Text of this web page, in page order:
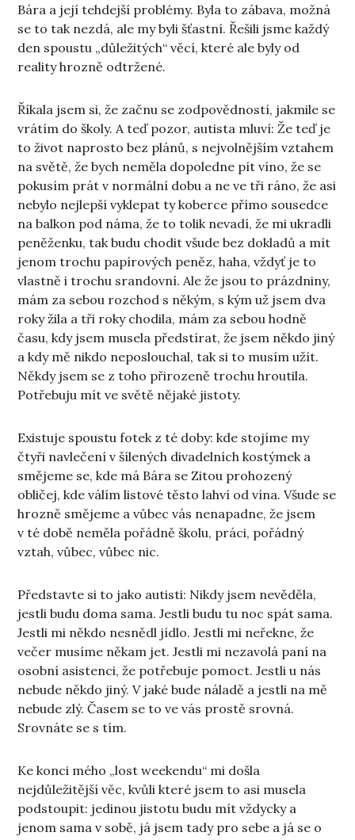
Bára a její tehdejší problémy. Byla to zábava, možná
se to tak nezdá, ale my byli šťastní. Řešili jsme každý
den spoustu „důležitých“ věcí, které ale byly od
reality hrozně odtržené.
Říkala jsem si, že začnu se zodpovědností, jakmile se
vrátím do školy. A teď pozor, autista mluví: Že teď je
to život naprosto bez plánů, s nejvolnějším vztahem
na světě, že bych neměla dopoledne pít víno, že se
pokusím prát v normální dobu a ne ve tři ráno, že asi
nebylo nejlepší vyklepat ty koberce přímo sousedce
na balkon pod náma, že to tolik nevadí, že mi ukradli
peněženku, tak budu chodit všude bez dokladů a mít
jenom trochu papírových peněz, haha, vždyť je to
vlastně i trochu srandovní. Ale že jsou to prázdniny,
mám za sebou rozchod s někým, s kým už jsem dva
roky žila a tři roky chodila, mám za sebou hodně
času, kdy jsem musela předstírat, že jsem někdo jiný
a kdy mě nikdo neposlouchal, tak si to musím užít.
Někdy jsem se z toho přirozeně trochu hroutila.
Potřebuju mít ve světě nějaké jistoty.
Existuje spoustu fotek z té doby: kde stojíme my
čtyři navlečení v šílených divadelních kostýmek a
smějeme se, kde má Bára se Zitou prohozený
obličej, kde válím listové těsto lahví od vína. Všude se
hrozně smějeme a vůbec vás nenapadne, že jsem
v té době neměla pořádně školu, práci, pořádný
vztah, vůbec, vůbec nic.
Představte si to jako autisti: Nikdy jsem nevěděla,
jestli budu doma sama. Jestli budu tu noc spát sama.
Jestli mi někdo nesnědl jídlo. Jestli mi neřekne, že
večer musíme někam jet. Jestli mi nezavolá paní na
osobní asistenci, že potřebuje pomoct. Jestli u nás
nebude někdo jiný. V jaké bude náladě a jestli na mě
nebude zlý. Časem se to ve vás prostě srovná.
Srovnáte se s tím.
Ke konci mého „lost weekendu“ mi došla
nejdůležitější věc, kvůli které jsem to asi musela
podstoupit: jedinou jistotu budu mít vždycky a
jenom sama v sobě, já jsem tady pro sebe a já se o